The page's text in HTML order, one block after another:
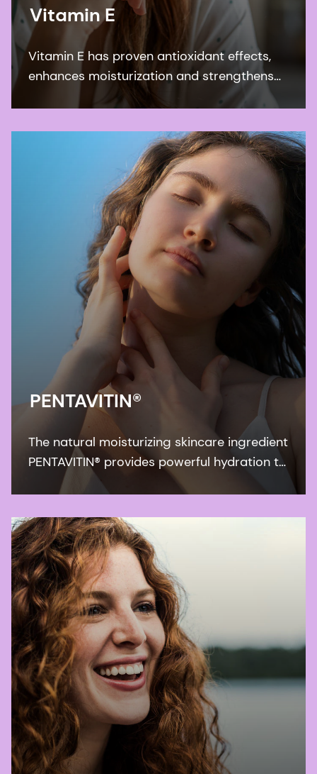
Vitamin E
Vitamin E has proven antioxidant effects,
enhances moisturization and strengthens
the skin barrier. DSM’s Quali E is the most
market.
PENTAVITIN®
The natural moisturizing skincare ingredient
PENTAVITIN® provides powerful hydration to
all facial areas, visualized by new facial skin